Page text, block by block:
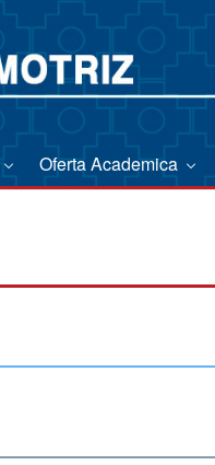
Oferta Academica